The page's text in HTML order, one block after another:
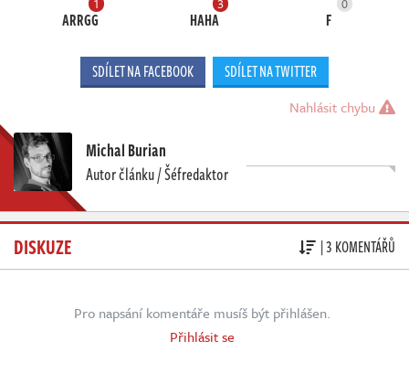
1
ARRGG
3
HAHA
0
F
SDÍLET NA FACEBOOK SDÍLET NA TWITTER
Nahlásit chybu
Michal Burian
Autor článku / Šéfredaktor
DISKUZE | 3 KOMENTÁŘŮ
Pro napsání komentáře musíš být přihlášen.
Přihlásit se